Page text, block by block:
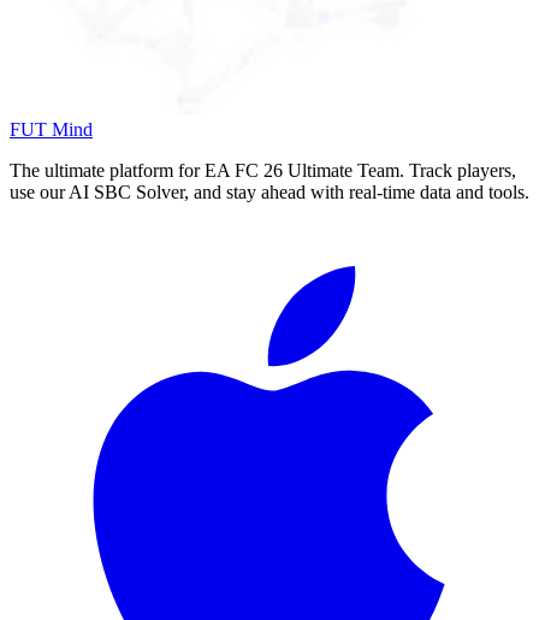
FUT Mind
The ultimate platform for EA FC 26 Ultimate Team. Track players,
use our AI SBC Solver, and stay ahead with real-time data and tools.